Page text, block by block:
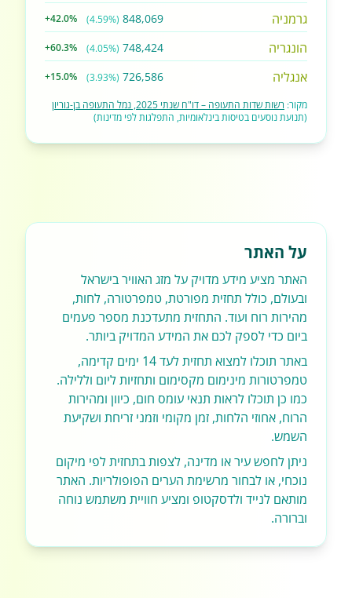
גרמניה 848,069
(4.59%)
+42.0%
הונגריה 748,424
(4.05%)
+60.3%
אנגליה 726,586
(3.93%)
+15.0%
מקור: רשות שדות התעופה – דו"ח שנתי 2025, נמל התעופה בן-גוריון
(תנועת נוסעים בטיסות בינלאומיות, התפלגות לפי מדינות)
על האתר
האתר מציע מידע מדויק על מזג האוויר בישראל
ובעולם, כולל תחזית מפורטת, טמפרטורה, לחות,
מהירות רוח ועוד. התחזית מתעדכנת מספר פעמים
ביום כדי לספק לכם את המידע המדויק ביותר.
באתר תוכלו למצוא תחזית לעד 14 ימים קדימה,
טמפרטורות מינימום מקסימום ותחזיות ליום וללילה.
כמו כן תוכלו לראות תנאי עומס חום, כיוון ומהירות
הרוח, אחוזי הלחות, זמן מקומי וזמני זריחת ושקיעת
השמש.
ניתן לחפש עיר או מדינה, לצפות בתחזית לפי מיקום
נוכחי, או לבחור מרשימת הערים הפופולריות. האתר
מותאם לנייד ולדסקטופ ומציע חוויית משתמש נוחה
וברורה.